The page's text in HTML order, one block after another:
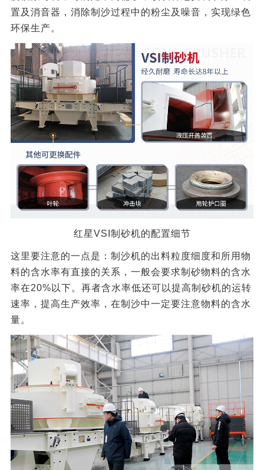
置及消音器，消除制沙过程中的粉尘及噪音，实现绿色
环保生产。
红星VSI制砂机的配置细节
这里要注意的一点是：制沙机的出料粒度细度和所用物
料的含水率有直接的关系，一般会要求制砂物料的含水
率在20%以下。再者含水率低还可以提高制砂机的运转
速率，提高生产效率，在制沙中一定要注意物料的含水
量。